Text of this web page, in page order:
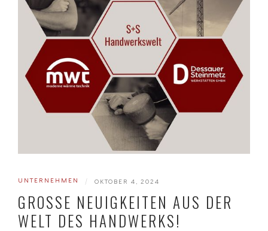
UNTERNEHMEN | OKTOBER 4, 2024
GROSSE NEUIGKEITEN AUS DER W
ELT DES HANDWERKS!